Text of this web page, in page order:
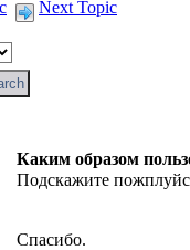
Next Topic
Каким образом
Подскажите
Спасибо.